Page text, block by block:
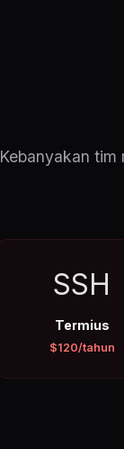
Kebanyakan
SSH
Termius
$120/tahun